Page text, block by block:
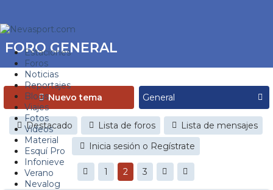
Estaciones
Foros
Noticias
Reportajes
Blogs
Viajes
Fotos
Videos
Material
Esquí Pro
Infonieve
Verano
Nevalog
FORO GENERAL
Nuevo tema
Destacado Lista de foros
Lista de mensajes
Inicia sesión o Regístrate
1 2 3